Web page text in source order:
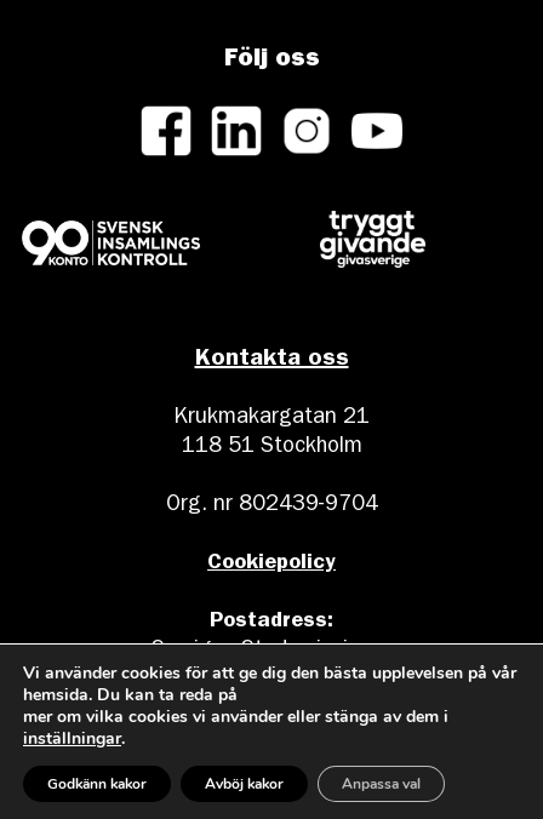
Kontakta oss
Krukmakargatan 21
118 51 Stockholm
Org. nr 802439-9704
Cookiepolicy
Postadress:
Sveriges Stadsmissioner
Box 17011
104 62 Stockholm
Följ oss
Vi använder cookies för att ge dig den bästa upplevelsen på vår
hemsida. Du kan ta reda på
mer om vilka cookies vi använder eller stänga av dem i
inställningar.
Godkänn kakor Avböj kakor Anpassa val